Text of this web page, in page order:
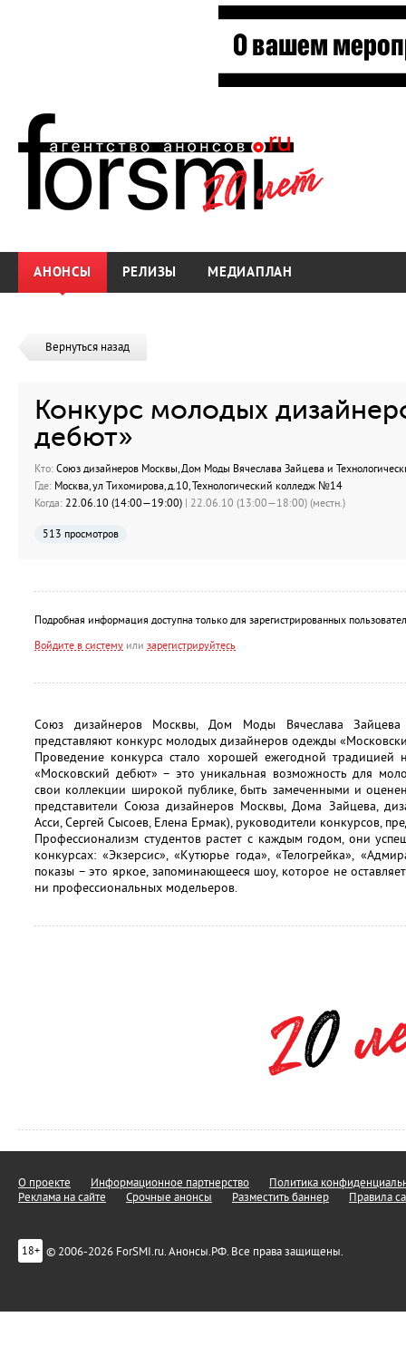
АНОНСЫ РЕЛИЗЫ МЕДИАПЛАН
Вернуться назад
Конкурс молодых
дебют»
Кто: Союз дизайнеров Москвы, Дом Моды Вячеслава Зайцева и
Где: Москва, ул Тихомирова, д.10, Технологический колледж №14
Когда: 22.06.10 (14:00—19:00) | 22.06.10 (13:00—18:00) (местн.)
513 просмотров
Подробная информация доступна только для зарегистрированных
Войдите в систему или зарегистрируйтесь
Союз дизайнеров Москвы, Дом Моды Вячеслава
представляют конкурс молодых дизайнеров одежды
Проведение конкурса стало хорошей ежегодной
«Московский дебют» – это уникальная возможность для
свои коллекции широкой публике, быть замеченными и
представители Союза дизайнеров Москвы, Дома Зайцева,
Асси, Сергей Сысоев, Елена Ермак), руководители конкурсов,
Профессионализм студентов растет с каждым годом, они
конкурсах: «Экзерсис», «Кутюрье года», «Телогрейка»,
показы – это яркое, запоминающееся шоу, которое не
ни профессиональных модельеров.
О проекте Информационное партнерство
Политика
Реклама на сайте
Срочные анонсы Разместить баннер Правила
18+ © 2006-2026 ForSMI.ru. Анонсы.РФ. Все права защищены.